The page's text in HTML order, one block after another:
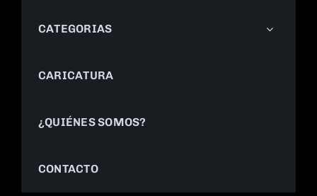
CATEGORIAS
CARICATURA
¿QUIÉNES SOMOS?
CONTACTO